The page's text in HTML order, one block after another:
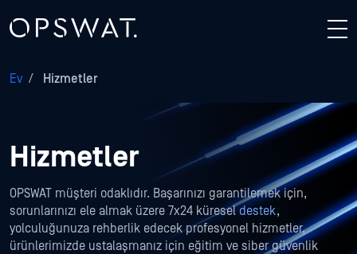
Ev / Hizmetler
Hizmetler
OPSWAT müşteri odaklıdır. Başarınızı garantilemek için,
sorunlarınızı ele almak üzere 7x24 küreseldestek,
yolculuğunuza rehberlik edecek profesyonel hizmetler,
ürünlerimizde ustalaşmanız için eğitim ve siber güvenlik